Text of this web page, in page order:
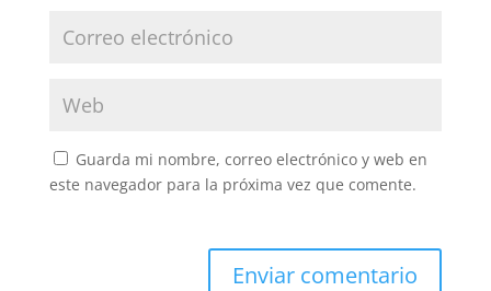
Guarda mi nombre, correo electrónico y web en
este navegador para la próxima vez que comente.